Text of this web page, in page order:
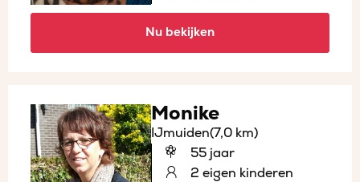
Nu bekijken
Monike
IJmuiden(7,0 km)
55 jaar
2 eigen kinderen